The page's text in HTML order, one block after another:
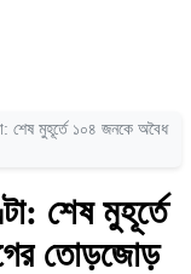
শেষ মুহূর্তে ১০৪ জনকে অবৈধ
শেষ মুহূর্তে
তোড়জোড়